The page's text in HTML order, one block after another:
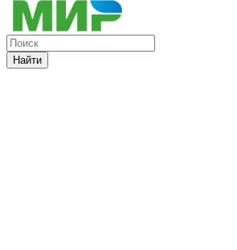
Найти